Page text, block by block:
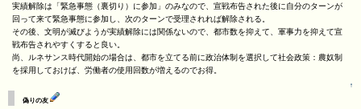
実績解除は「緊急事態（裏切り）に参加」のみなので、宣戦布告された後に自分のターンが
回って来て緊急事態に参加し、次のターンで受理されれば解除される。
その後、文明が滅びようが実績解除には関係ないので、都市数を抑えて、軍事力を抑えて宣
戦布告されやすくすると良い。
尚、ルネサンス時代開始の場合は、都市を立てる前に政治体制を選択して社会政策：農奴制
を採用しておけば、労働者の使用回数が増えるのでお得。
↑
偽りの友